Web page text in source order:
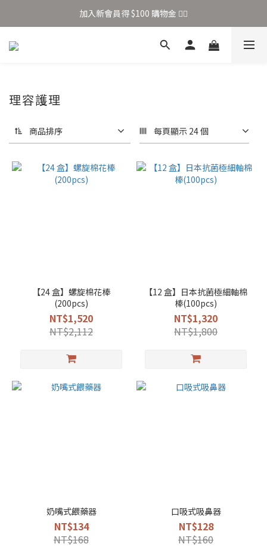
加入新會員得 $100 購物金 👉🏻
加入新會員得 $100 購物金 👉🏻
全站滿 $699 享免運
理容護理
商品排序 每頁顯示 24 個
【24 盒】螺旋棉花棒
(200pcs)
NT$1,520
NT$2,112
【12 盒】日本抗菌極細軸棉
棒(100pcs)
NT$1,320
NT$1,800
奶嘴式餵藥器
NT$134
NT$168
口吸式吸鼻器
NT$128
NT$160